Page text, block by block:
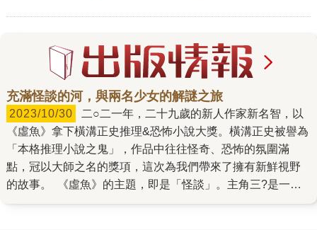
充滿怪談的河，與兩名少女的解謎之旅
2023/10/30
《虛魚》拿下橫溝正史推理&恐怖小說大獎。橫溝正史被譽為
「本格推理小說之鬼」，作品中往往怪奇、恐怖的氛圍滿
點，冠以大師之名的獎項，這次為我們帶來了擁有新鮮視野
的故事。 《虛魚》的主題，即是「怪談」。主角三?是一名